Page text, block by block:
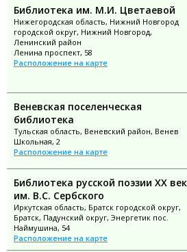
Библиотека им. М.И. Цветаевой
Нижегородская область, Нижний Новгород
городской округ, Нижний Новгород,
Ленинский район
Ленина проспект, 58
Расположение на карте
Веневская поселенческая
библиотека
Тульская область, Веневский район, Венев
Школьная, 2
Расположение на карте
Библиотека русской поэзии ХХ
им. В.С. Сербского
Иркутская область, Братск городской округ,
Братск, Падунский округ, Энергетик пос.
Наймушина, 54
Расположение на карте